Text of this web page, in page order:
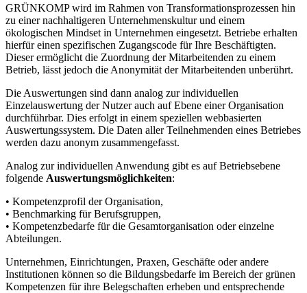
GRÜNKOMP wird im Rahmen von Transformationsprozessen hin
zu einer nachhaltigeren Unternehmenskultur und einem
ökologischen Mindset in Unternehmen eingesetzt. Betriebe erhalten
hierfür einen spezifischen Zugangscode für Ihre Beschäftigten.
Dieser ermöglicht die Zuordnung der Mitarbeitenden zu einem
Betrieb, lässt jedoch die Anonymität der Mitarbeitenden unberührt.
Die Auswertungen sind dann analog zur individuellen
Einzelauswertung der Nutzer auch auf Ebene einer Organisation
durchführbar. Dies erfolgt in einem speziellen webbasierten
Auswertungssystem. Die Daten aller Teilnehmenden eines Betriebes
werden dazu anonym zusammengefasst.
Analog zur individuellen Anwendung gibt es auf Betriebsebene
folgende Auswertungsmöglichkeiten:
• Kompetenzprofil der Organisation,
• Benchmarking für Berufsgruppen,
• Kompetenzbedarfe für die Gesamtorganisation oder einzelne
Abteilungen.
Unternehmen, Einrichtungen, Praxen, Geschäfte oder andere
Institutionen können so die Bildungsbedarfe im Bereich der grünen
Kompetenzen für ihre Belegschaften erheben und entsprechende